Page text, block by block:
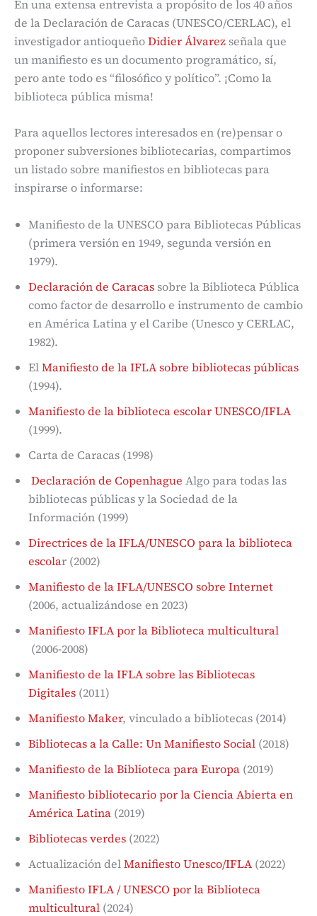
En una extensa entrevista a propósito de los 40 años
de la Declaración de Caracas (UNESCO/CERLAC), el
investigador antioqueñoDidier Álvarezseñala que
un manifiesto es un documento programático, sí,
pero ante todo es “filosófico y político”. ¡Como la
biblioteca pública misma!
Para aquellos lectores interesados en (re)pensar o
proponer subversiones bibliotecarias, compartimos
un listado sobre manifiestos en bibliotecas para
inspirarse o informarse:
Manifiesto de la UNESCO para Bibliotecas Públicas
(primera versión en 1949, segunda versión en
1979).
Declaración de Caracassobre la Biblioteca Pública
como factor de desarrollo e instrumento de cambio
en América Latina y el Caribe (Unesco y CERLAC,
1982).
ElManifiesto de la IFLA sobre bibliotecas públicas
(1994).
Manifiesto de la biblioteca escolar UNESCO/IFLA
(1999).
Carta de Caracas (1998)
Declaración de Copenhague Algo para todas las
bibliotecas públicas y la Sociedad de la
Información (1999)
Directrices de la IFLA/UNESCO para la biblioteca
escolar (2002)
Manifiesto de la IFLA/UNESCO sobre Internet
(2006, actualizándose en 2023)
Manifiesto IFLA por la Biblioteca multicultural
(2006-2008)
Manifiesto de la IFLA sobre las Bibliotecas
Digitales (2011)
Manifiesto Maker, vinculado a bibliotecas (2014)
Bibliotecas a la Calle: Un Manifiesto Social (2018)
Manifiesto de la Biblioteca para Europa (2019)
Manifiesto bibliotecario por la Ciencia Abierta en
América Latina (2019)
Bibliotecas verdes (2022)
Actualización delManifiesto Unesco/IFLA(2022)
Manifiesto IFLA / UNESCO por la Biblioteca
multicultural (2024)